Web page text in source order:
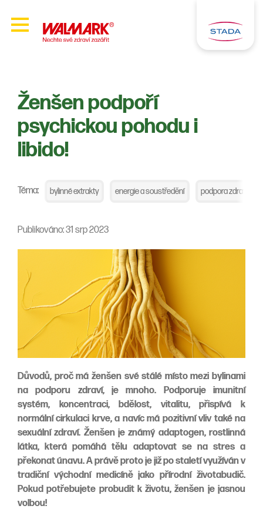
Ženšen podpoří
psychickou pohodu i
libido!
Téma: bylinné extrakty energie a soustředění podpora zdraví
Publikováno: 31 srp 2023
Důvodů, proč má ženšen své stálé místo mezi bylinami
na podporu zdraví, je mnoho. Podporuje imunitní
systém, koncentraci, bdělost, vitalitu, přispívá k
normální cirkulaci krve, a navíc má pozitivní vliv také na
sexuální zdraví. Ženšen je známý adaptogen, rostlinná
látka, která pomáhá tělu adaptovat se na stres a
překonat únavu. A právě proto je již po staletí využíván v
tradiční východní medicíně jako přírodní životabudič.
Pokud potřebujete probudit k životu, ženšen je jasnou
volbou!